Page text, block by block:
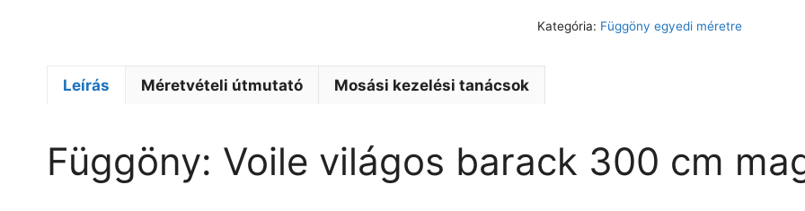
Kategória: Függöny egyedi méretre
Leírás Méretvételi útmutató Mosási kezelési tanácsok
Függöny: Voile világos barack 300 cm